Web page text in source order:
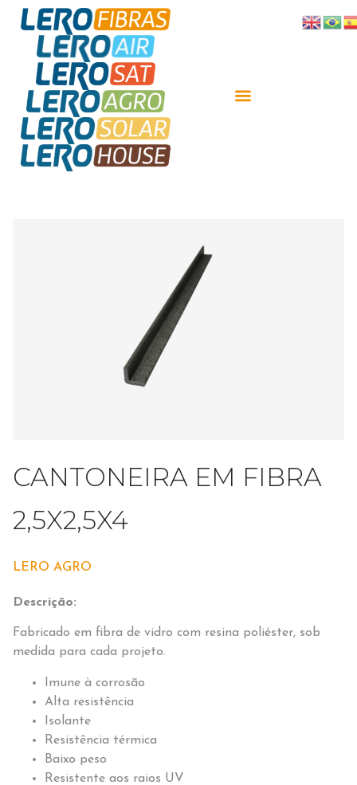
CANTONEIRA EM FIBRA
2,5X2,5X4
LERO AGRO
Descrição:
Fabricado em fibra de vidro com resina poliéster, sob
medida para cada projeto.
Imune à corrosão
Alta resistência
Isolante
Resistência térmica
Baixo peso
Resistente aos raios UV